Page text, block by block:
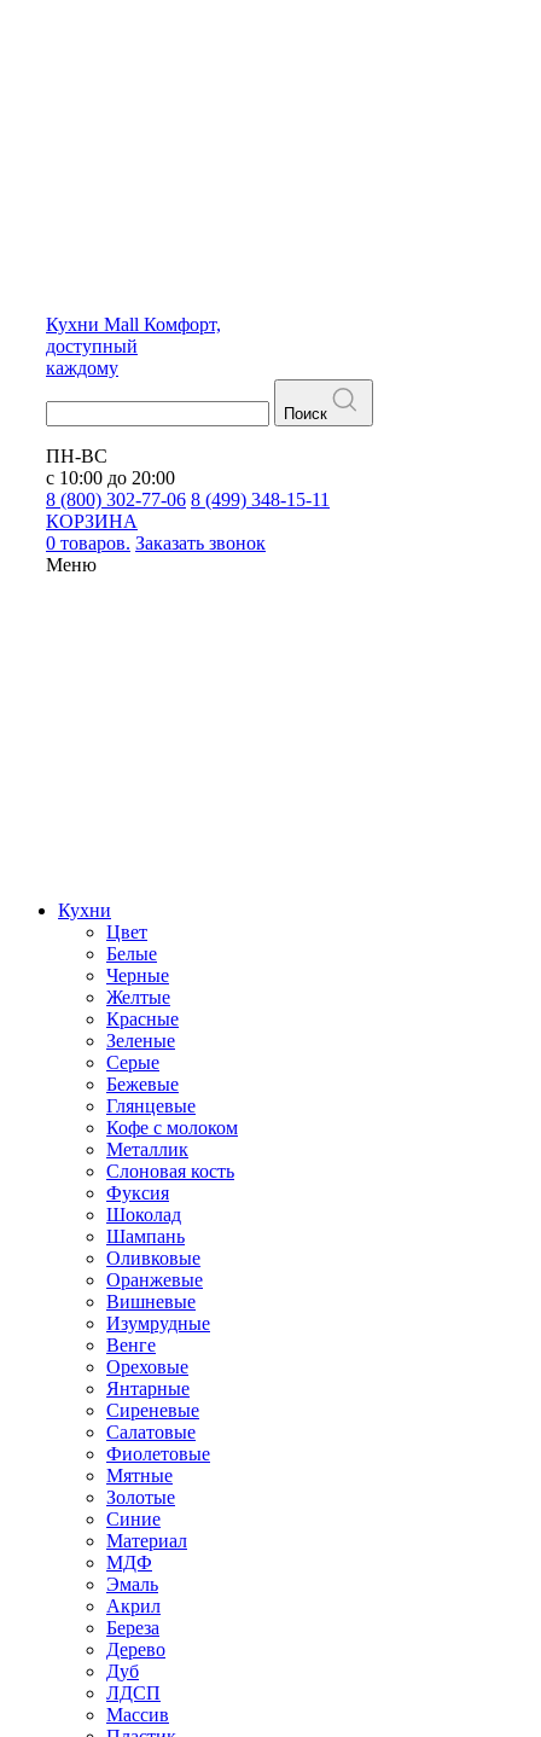
Кухни Mall Комфорт,
доступный
каждому
Поиск
ПН-ВС
с 10:00 до 20:00
8 (800) 302-77-06 8 (499) 348-15-11
КОРЗИНА
0 товаров. Заказать звонок
Меню
Кухни
Цвет
Белые
Черные
Желтые
Красные
Зеленые
Серые
Бежевые
Глянцевые
Кофе с молоком
Металлик
Слоновая кость
Фуксия
Шоколад
Шампань
Оливковые
Оранжевые
Вишневые
Изумрудные
Венге
Ореховые
Янтарные
Сиреневые
Салатовые
Фиолетовые
Мятные
Золотые
Синие
Материал
МДФ
Эмаль
Акрил
Береза
Дерево
Дуб
ЛДСП
Массив